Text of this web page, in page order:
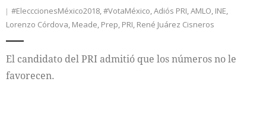
#ElecccionesMéxico2018,#VotaMéxico,Adiós PRI,AMLO, INE,
Lorenzo Córdova, Meade, Prep, PRI, René Juárez Cisneros
El candidato del PRI admitió que los números no le
favorecen.